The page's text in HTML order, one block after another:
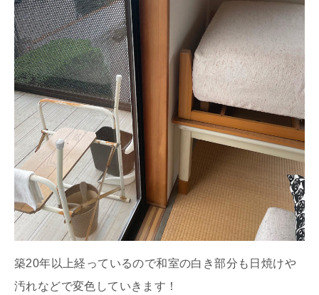
築20年以上経っているので和室の白き部分も日焼けや
汚れなどで変色していきます！